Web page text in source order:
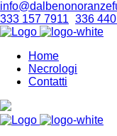
333 157 7911 336
Home
Necrologi
Contatti